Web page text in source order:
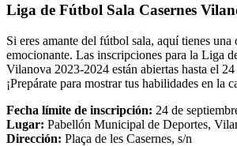
Liga de Fútbol Sala Casernes
Si eres amante del fútbol sala, aquí tienes una
emocionante. Las inscripciones para la Liga
Vilanova 2023-2024 están abiertas hasta el 24
¡Prepárate para mostrar tus habilidades en la
Fecha límite de inscripción: 24 de
Lugar: Pabellón Municipal de Deportes,
Dirección: Plaça de les Casernes, s/n